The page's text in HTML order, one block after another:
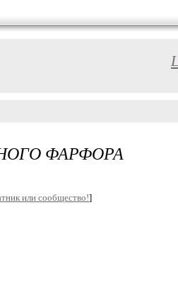
ФАРФОРА
или сообщество!]